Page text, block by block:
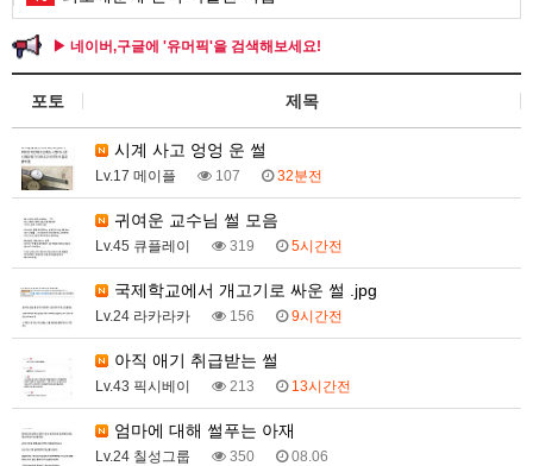
▶ 네이버,구글에 '유머픽'을 검색해보세요!
포토 제목
시계 사고 엉엉 운 썰
Lv.17 메이플 107 32분전
귀여운 교수님 썰 모음
Lv.45 큐플레이 319 5시간전
국제학교에서 개고기로 싸운 썰 .jpg
Lv.24 라카라카 156 9시간전
아직 애기 취급받는 썰
Lv.43 픽시베이 213 13시간전
엄마에 대해 썰푸는 아재
Lv.24 칠성그룹 350 08.06